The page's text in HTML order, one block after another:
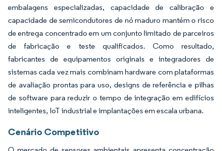
embalagens especializadas, capacidade de calibração e
capacidade de semicondutores de nó maduro mantém o risco
de entrega concentrado em um conjunto limitado de parceiros
de fabricação e teste qualificados. Como resultado,
fabricantes de equipamentos originais e integradores de
sistemas cada vez mais combinam hardware com plataformas
de avaliação prontas para uso, designs de referência e pilhas
de software para reduzir o tempo de integração em edifícios
inteligentes, IoT industrial e implantações em escala urbana.
Cenário Competitivo